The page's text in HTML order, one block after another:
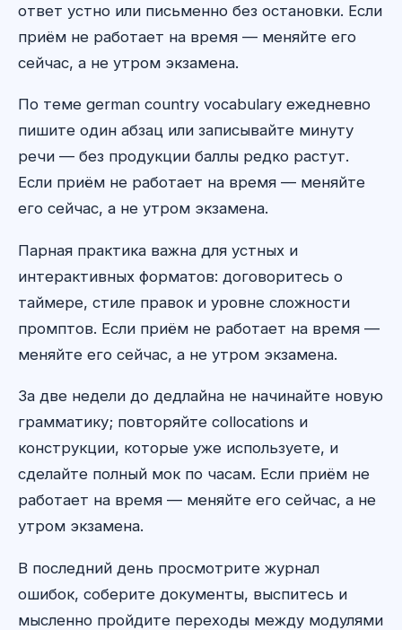
ответ устно или письменно без остановки. Если
приём не работает на время — меняйте его
сейчас, а не утром экзамена.
По теме german country vocabulary ежедневно
пишите один абзац или записывайте минуту
речи — без продукции баллы редко растут.
Если приём не работает на время — меняйте
его сейчас, а не утром экзамена.
Парная практика важна для устных и
интерактивных форматов: договоритесь о
таймере, стиле правок и уровне сложности
промптов. Если приём не работает на время —
меняйте его сейчас, а не утром экзамена.
За две недели до дедлайна не начинайте новую
грамматику; повторяйте collocations и
конструкции, которые уже используете, и
сделайте полный мок по часам. Если приём не
работает на время — меняйте его сейчас, а не
утром экзамена.
В последний день просмотрите журнал
ошибок, соберите документы, выспитесь и
мысленно пройдите переходы между модулями